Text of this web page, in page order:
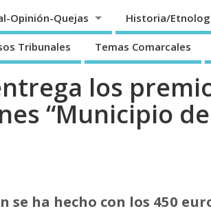
Opinión-Quejas Historia/
Tribunales Temas Comarcales
los
“Municipio de
se ha hecho con los 450